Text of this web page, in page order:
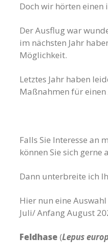
Doch wir hörten einen
Der Ausflug war
im nächsten Jahr
Möglichkeit.
Letztes Jahr haben
Maßnahmen für
Falls Sie Interesse an
können Sie sich gerne
Dann unterbreite ich
Hier nun eine
Juli/ Anfang August
Feldhase (Lepus